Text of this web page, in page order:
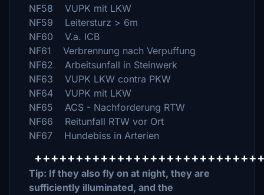
NF58 VUPK mit LKW
NF59 Leitersturz > 6m
NF60 V.a. ICB
NF61 Verbrennung nach Verpuffung
NF62 Arbeitsunfall in Steinwerk
NF63 VUPK LKW contra PKW
NF64 VUPK mit LKW
NF65 ACS - Nachforderung RTW
NF66 Reitunfall RTW vor Ort
NF67 Hundebiss in Arterien
Tip: If they also fly on at night, they are
sufficiently illuminated, and the